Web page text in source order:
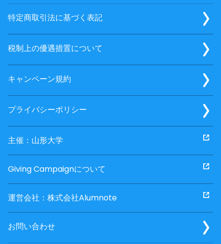
特定商取引法に基づく表記
税制上の優遇措置について
キャンペーン規約
プライバシーポリシー
主催：山形大学
Giving Campaignについて
運営会社：株式会社Alumnote
お問い合わせ